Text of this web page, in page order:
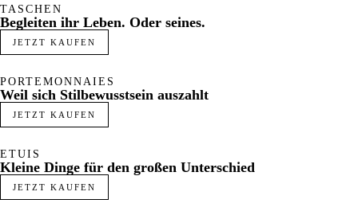
TASCHEN
Begleiten ihr Leben. Oder seines.
JETZT KAUFEN
PORTEMONNAIES
Weil sich Stilbewusstsein auszahlt
JETZT KAUFEN
ETUIS
Kleine Dinge für den großen Unterschied
JETZT KAUFEN